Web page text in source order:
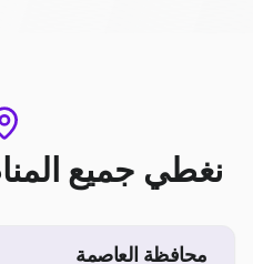
نغطي جميع
محافظة العاصمة